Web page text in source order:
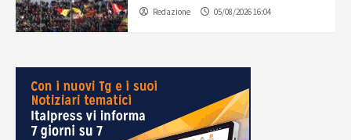
Redazione 05/08/2026 16:04